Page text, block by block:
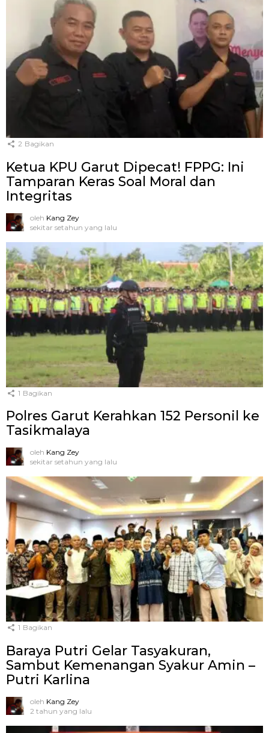
2 Bagikan
Ketua KPU Garut Dipecat! FPPG: Ini
Tamparan Keras Soal Moral dan
Integritas
oleh Kang Zey
sekitar setahun yang lalu
1 Bagikan
Polres Garut Kerahkan 152 Personil ke
Tasikmalaya
oleh Kang Zey
sekitar setahun yang lalu
1 Bagikan
Baraya Putri Gelar Tasyakuran,
Sambut Kemenangan Syakur Amin –
Putri Karlina
oleh Kang Zey
2 tahun yang lalu